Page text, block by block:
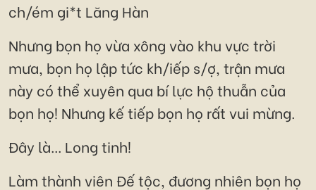
ch/ém gi*t Lăng Hàn
Nhưng bọn họ vừa xông vào khu vực trời
mưa, bọn họ lập tức kh/iếp s/ợ, trận mưa
này có thể xuyên qua bí lực hộ thuẫn của
bọn họ! Nhưng kế tiếp bọn họ rất vui mừng.
Đây là... Long tinh!
Làm thành viên Đế tộc, đương nhiên bọn họ